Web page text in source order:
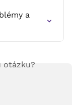
a
otázku?